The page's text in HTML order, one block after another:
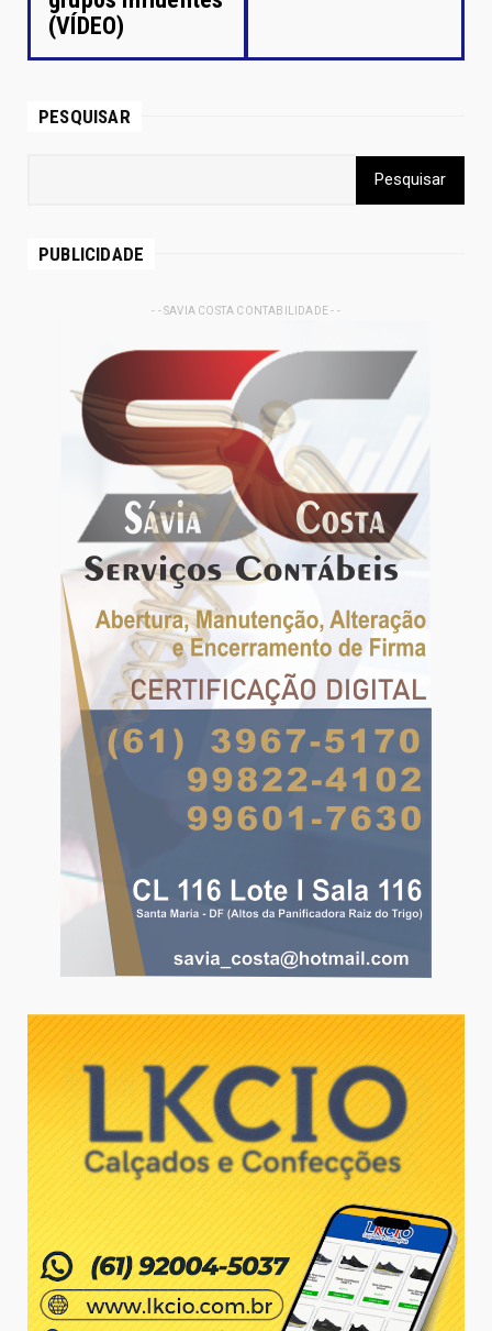
(VÍDEO)
PESQUISAR
PUBLICIDADE
- - SAVIA COSTA CONTABILIDADE - -